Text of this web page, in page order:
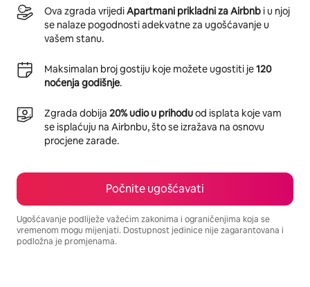
Ova zgrada vrijediApartmani prikladni za Airbnb i u njoj
se nalaze pogodnosti adekvatne za ugošćavanje u
vašem stanu.
Maksimalan broj gostiju koje možete ugostiti je120
noćenja godišnje.
Zgrada dobija 20% udio u prihoduod isplata koje vam
se isplaćuju na Airbnbu, što se izražava na osnovu
procjene zarade.
Počnite ugošćavati
Ugošćavanje podliježe važećim zakonima i ograničenjima koja se
vremenom mogu mijenjati. Dostupnost jedinice nije zagarantovana i
podložna je promjenama.